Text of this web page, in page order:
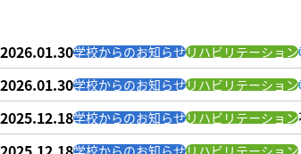
2026.01.30学校からのお知らせリハビリテーション
2026.01.30学校からのお知らせリハビリテーション
2025.12.18学校からのお知らせリハビリテーション
学校からのお知らせリハビリテーション